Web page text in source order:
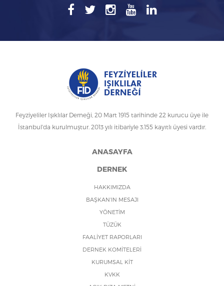
Feyziyeliler Işıklılar Derneği, 20 Mart 1915 tarihinde 22 kurucu üye ile
İstanbul'da kurulmuştur. 2013 yılı itibariyle 3.155 kayıtlı üyesi vardır.
ANASAYFA
DERNEK
HAKKIMIZDA
BAŞKAN'IN MESAJI
YÖNETİM
TÜZÜK
FAALİYET RAPORLARI
DERNEK KOMİTELERİ
KURUMSAL KİT
KVKK